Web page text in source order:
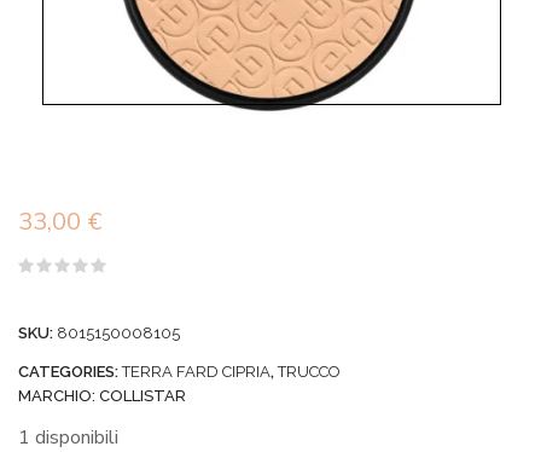
33,00 €
5
SKU: 8015150008105
CATEGORIES:TERRA FARD CIPRIA,TRUCCO
MARCHIO: COLLISTAR
1 disponibili